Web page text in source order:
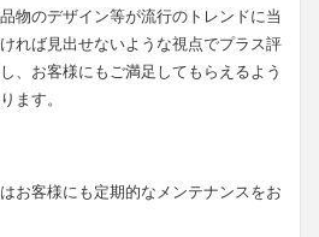
物のデザイン等が流行のトレンドに当
れば見出せないような視点でプラス評
、お客様にもご満足してもらえるよう
ます。
お客様にも定期的なメンテナンスをお